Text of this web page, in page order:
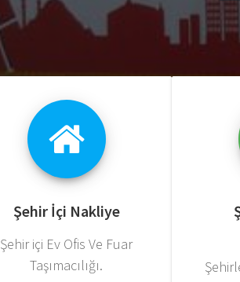
Şehir İçi Nakliye
Şehir içi Ev Ofis Ve Fuar
Taşımacılığı.